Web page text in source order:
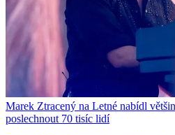
Marek Ztracený na Letné nabídl
poslechnout 70 tisíc lidí